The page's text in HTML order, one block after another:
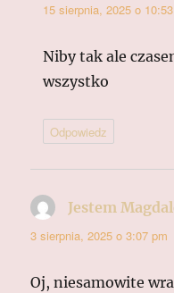
15 sierpnia, 2025 o
Niby tak ale
wszystko
Odpowiedz
Jestem
3 sierpnia, 2025 o 3:07 pm
Oj, niesamowite